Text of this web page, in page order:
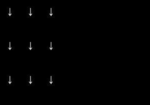
↓ ↓ ↓
↓ ↓ ↓
↓ ↓ ↓